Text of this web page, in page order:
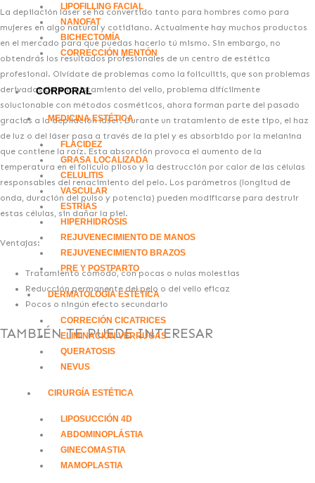
LIPOFILLING FACIAL
NANOFAT
BICHECTOMÍA
CORRECCIÓN MENTÓN
CORPORAL
MEDICINA ESTÉTICA
FLACIDEZ
GRASA LOCALIZADA
CELULITIS
VASCULAR
ESTRÍAS
HIPERHIDROSIS
REJUVENECIMIENTO DE MANOS
REJUVENECIMIENTO BRAZOS
PRE Y POSTPARTO
DERMATOLOGÍA ESTÉTICA
CORRECIÓN CICATRICES
ELIMINACIÓN VERRUGAS
QUERATOSIS
NEVUS
CIRURGÍA ESTÉTICA
LIPOSUCCIÓN 4D
ABDOMINOPLÁSTIA
GINECOMASTIA
MAMOPLASTIA
La depilación láser se ha convertido tanto para hombres como para
mujeres en algo natural y cotidiano. Actualmente hay muchos productos
en el mercado para que puedas hacerlo tú mismo. Sin embargo, no
obtendrás los resultados profesionales de un centro de estética
profesional. Olvídate de problemas como la foliculitis, que son problemas
derivados del enquistamiento del vello, problema difícilmente
solucionable con métodos cosméticos, ahora forman parte del pasado
gracias a la depilación láser. Durante un tratamiento de este tipo, el haz
de luz o del láser pasa a través de la piel y es absorbido por la melanina
que contiene la raíz. Esta absorción provoca el aumento de la
temperatura en el folículo piloso y la destrucción por calor de las células
responsables del renacimiento del pelo. Los parámetros (longitud de
onda, duración del pulso y potencia) pueden modificarse para destruir
estas células, sin dañar la piel.
Ventajas:
Tratamiento cómodo, con pocas o nulas molestias
Reducción permanente del pelo o del vello eficaz
Pocos o ningún efecto secundario
TAMBIÉN TE PUEDE INTERESAR